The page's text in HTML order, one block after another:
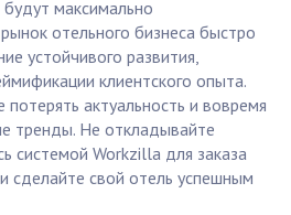
максимально
отельного бизнеса быстро
устойчивого развития,
клиентского опыта.
актуальность и вовремя
тренды. Не откладывайте
системой Workzilla для заказа
сделайте свой отель успешным